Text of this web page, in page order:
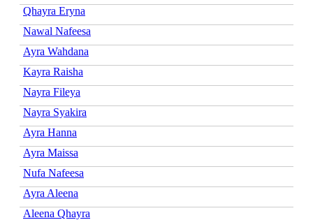
Qhayra Eryna
Nawal Nafeesa
Ayra Wahdana
Kayra Raisha
Nayra Fileya
Nayra Syakira
Ayra Hanna
Ayra Maissa
Nufa Nafeesa
Ayra Aleena
Aleena Qhayra